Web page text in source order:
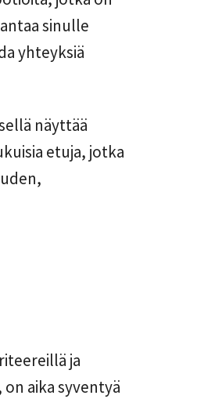
sinulle
yhteyksiä
näyttää
etuja, jotka
ja
aika syventyä